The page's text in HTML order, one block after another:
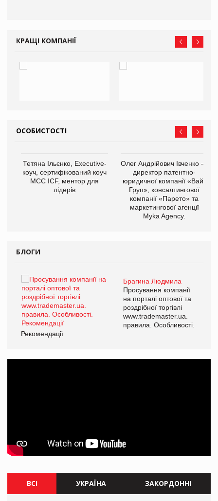
КРАЩІ КОМПАНІЇ
ОСОБИСТОСТІ
Тетяна Ільєнко, Executive-
коуч, сертифікований коуч
МСС ICF, ментор для
лідерів
Олег Андрійович Івченко —
директор патентно-
юридичної компанії «Вайз
Груп», консалтингової
компанії «Парето» та
маркетингової агенції
Myka Agency.
БЛОГИ
Брагина Людмила
Просування компанії
на порталі оптової та
роздрібної торгівлі
www.trademaster.ua.
правила. Особливості.
Рекомендації
ВСІ УКРАЇНА ЗАКОРДОННІ